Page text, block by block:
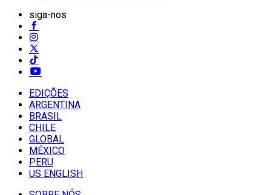
siga-nos
EDIÇÕES
ARGENTINA
BRASIL
CHILE
GLOBAL
MÉXICO
PERU
US ENGLISH